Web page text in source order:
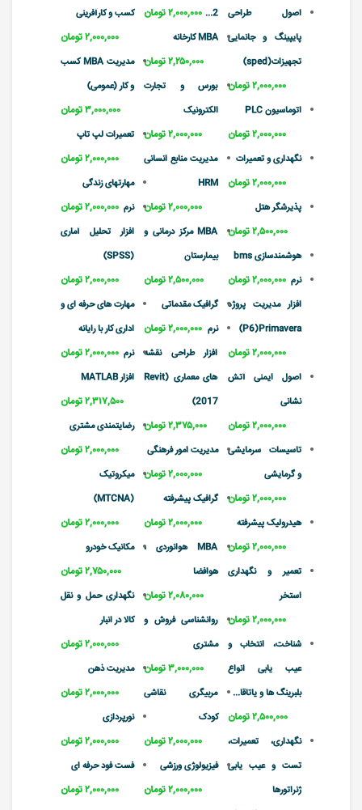
اصول طراحی
پایپینگ و جانمایی
تجهیزات(sped)
۲,۰۰۰,۰۰۰ تومان
اتوماسیون PLC
۲,۰۰۰,۰۰۰ تومان
نگهداری و تعمیرات
۲,۰۰۰,۰۰۰ تومان
پذیرشگر هتل
۲,۵۰۰,۰۰۰ تومان
هوشمندسازی bms
۲,۰۰۰,۰۰۰ تومان نرم
افزار مدیریت پروژه
P6)Primavera)
۲,۰۰۰,۰۰۰ تومان
اصول ایمنی آتش
نشانی
۲,۰۰۰,۰۰۰ تومان
تاسیسات سرمایشی
و گرمایشی
۲,۰۰۰,۰۰۰ تومان
هیدرولیک پیشرفته
۲,۰۰۰,۰۰۰ تومان
تعمیر و نگهداری
استخر
۲,۰۰۰,۰۰۰ تومان
شناخت، انتخاب و
عیب یابی انواع
بلبرینگ ها و یاتاقا...
۲,۵۰۰,۰۰۰ تومان
نگهداری، تعمیرات،
تست و عیب یابی
ژنراتورها
2...
۲,۰۰۰,۰۰۰ تومان
MBA کارخانه
۲,۲۵۰,۰۰۰ تومان
بورس و تجارت
الکترونیک
۲,۰۰۰,۰۰۰ تومان
مدیریت منابع انسانی
HRM
۲,۰۰۰,۰۰۰ تومان
MBA مرکز درمانی و
بیمارستان
۲,۵۰۰,۰۰۰ تومان
گرافیک مقدماتی
۲,۰۰۰,۰۰۰ تومان نرم
افزار طراحی نقشه
های معماری (Revit
2017)
۲,۳۷۵,۰۰۰ تومان
مدیریت امور فرهنگی
۲,۰۰۰,۰۰۰ تومان
گرافیک پیشرفته
۲,۰۰۰,۰۰۰ تومان
MBA هوانوردی ،
هوافضا
۲,۰۸۰,۰۰۰ تومان
روانشناسی فروش و
مشتری
۳,۰۰۰,۰۰۰ تومان
مربیگری نقاشی
کودک
۲,۰۰۰,۰۰۰ تومان
فیزیولوژی ورزشی
۲,۰۰۰,۰۰۰ تومان
کسب و کارآفرینی
۲,۰۰۰,۰۰۰ تومان
مدیریت MBA کسب
و کار (عمومی)
۳,۰۰۰,۰۰۰ تومان
تعمیرات لپ تاپ
۲,۰۰۰,۰۰۰ تومان
مهارتهای زندگی
۲,۰۰۰,۰۰۰ تومان نرم
افزار تحلیل آماری
(SPSS)
۲,۰۰۰,۰۰۰ تومان
مهارت های حرفه ای و
اداری کار با رایانه
۲,۰۰۰,۰۰۰ تومان نرم
افزار MATLAB
۲,۳۱۷,۵۰۰ تومان
رضایتمندی مشتری
۲,۰۰۰,۰۰۰ تومان
میکروتیک
(MTCNA)
۲,۰۰۰,۰۰۰ تومان
مکانیک خودرو
۲,۷۵۰,۰۰۰ تومان
نگهداری حمل و نقل
کالا در انبار
۲,۰۰۰,۰۰۰ تومان
مدیریت ذهن
۲,۰۰۰,۰۰۰ تومان
نورپردازی
۲,۰۰۰,۰۰۰ تومان
فست فود حرفه ای
۲,۰۰۰,۰۰۰ تومان